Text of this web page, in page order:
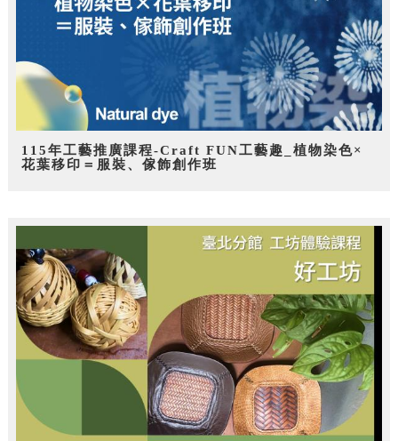
115年工藝推廣課程-Craft FUN工藝趣_植物染色×
花葉移印＝服裝、傢飾創作班